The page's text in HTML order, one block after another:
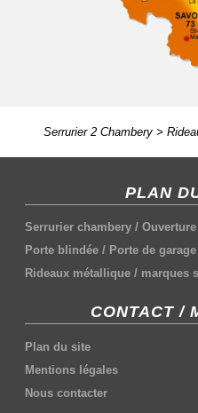
Serrurier 2 Chambery>
PLAN
Serrurier chambery /
Porte blindée / Porte de garage
Rideaux métallique / marques
CONTACT /
Plan du site
Mentions légales
Nous contacter